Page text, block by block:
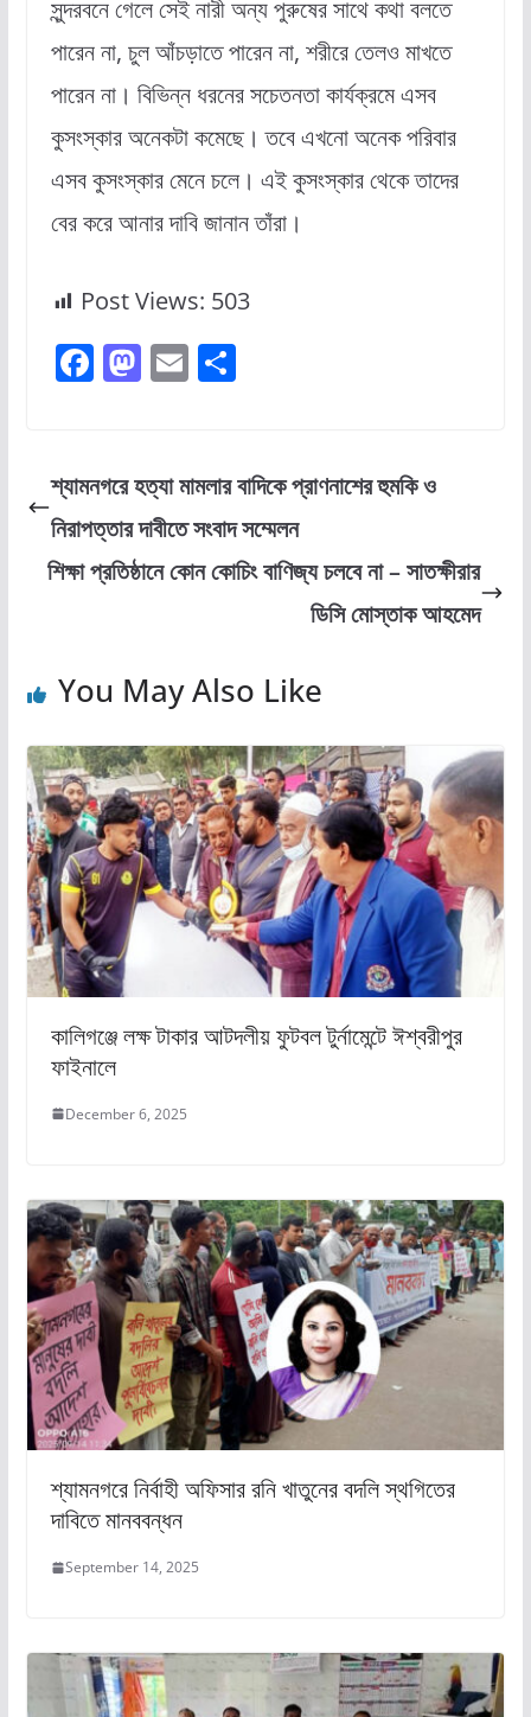
সুন্দরবনে গেলে সেই নারী অন্য পুরুষের সাথে কথা বলতে
পারেন না, চুল আঁচড়াতে পারেন না, শরীরে তেলও মাখতে
পারেন না। বিভিন্ন ধরনের সচেতনতা কার্যক্রমে এসব
কুসংস্কার অনেকটা কমেছে। তবে এখনো অনেক পরিবার
এসব কুসংস্কার মেনে চলে। এই কুসংস্কার থেকে তাদের
বের করে আনার দাবি জানান তাঁরা।
Post Views: 503
F
e
b
o
o
M
o
d
o
n
E
l
S
e
শ্যামনগরে হত্যা মামলার বাদিকে প্রাণনাশের হুমকি ও
নিরাপত্তার দাবীতে সংবাদ সম্মেলন
শিক্ষা প্রতিষ্ঠানে কোন কোচিং বাণিজ্য চলবে না – সাতক্ষীরার
ডিসি মোস্তাক আহমেদ
You May Also Like
কালিগঞ্জে লক্ষ টাকার আটদলীয় ফুটবল টুর্নামেন্টে ঈশ্বরীপুর
ফাইনালে
December 6, 2025
শ্যামনগরে নির্বাহী অফিসার রনি খাতুনের বদলি স্থগিতের
দাবিতে মানববন্ধন
September 14, 2025